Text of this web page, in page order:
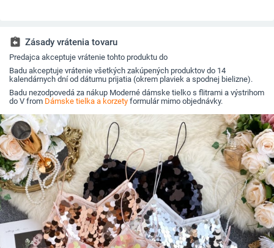
assignment_return Zásady vrátenia tovaru
Predajca akceptuje vrátenie tohto produktu do
Badu akceptuje vrátenie všetkých zakúpených produktov do 14
kalendárnych dní od dátumu prijatia (okrem plaviek a spodnej bielizne).
Badu nezodpovedá za nákup Moderné dámske tielko s flitrami a výstrihom
do V from Dámske tielka a korzety formulár mimo objednávky.